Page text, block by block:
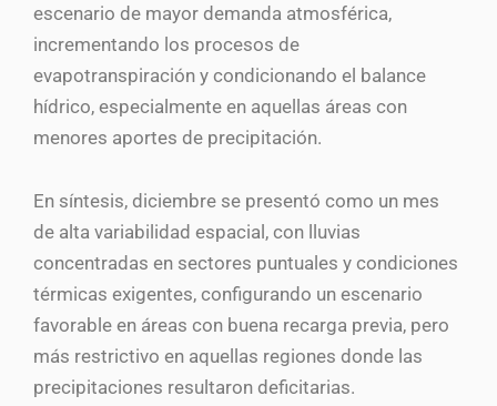
escenario de mayor demanda atmosférica,
incrementando los procesos de
evapotranspiración y condicionando el balance
hídrico, especialmente en aquellas áreas con
menores aportes de precipitación.
En síntesis, diciembre se presentó como un mes
de alta variabilidad espacial, con lluvias
concentradas en sectores puntuales y condiciones
térmicas exigentes, configurando un escenario
favorable en áreas con buena recarga previa, pero
más restrictivo en aquellas regiones donde las
precipitaciones resultaron deficitarias.